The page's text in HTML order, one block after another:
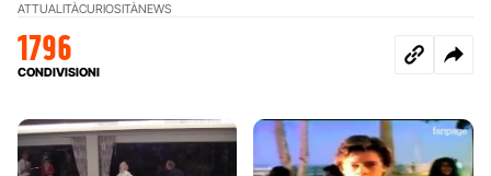
ATTUALITÀCURIOSITÀNEWS
1796
CONDIVISIONI